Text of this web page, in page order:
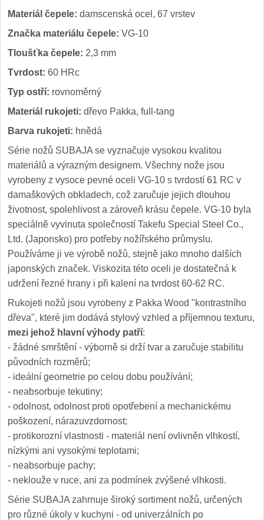
Materiál čepele: damscenská ocel, 67 vrstev
Značka materiálu čepele: VG-10
Tloušťka čepele: 2,3 mm
Tvrdost: 60 HRc
Typ ostří: rovnoměrný
Materiál rukojeti: dřevo Pakka, full-tang
Barva rukojeti: hnědá
Série nožů SUBAJA se vyznačuje vysokou kvalitou
materiálů a výrazným designem. Všechny nože jsou
vyrobeny z vysoce pevné oceli VG-10 s tvrdostí 61 RC v
damaškových obkladech, což zaručuje jejich dlouhou
životnost, spolehlivost a zároveň krásu čepele. VG-10 byla
speciálně vyvinuta společností Takefu Special Steel Co.,
Ltd. (Japonsko) pro potřeby nožířského průmyslu.
Používáme ji ve výrobě nožů, stejně jako mnoho dalších
japonských značek. Viskozita této oceli je dostatečná k
udržení řezné hrany i při kalení na tvrdost 60-62 RC.
Rukojeti nožů jsou vyrobeny z Pakka Wood "kontrastního
dřeva", které jim dodává stylový vzhled a příjemnou texturu,
mezi jehož hlavní výhody patří:
- žádné smrštění - výborně si drží tvar a zaručuje stabilitu
původních rozměrů;
- ideální geometrie po celou dobu používání;
- neabsorbuje tekutiny;
- odolnost, odolnost proti opotřebení a mechanickému
poškození, nárazuvzdornost;
- protikorozní vlastnosti - materiál není ovlivněn vlhkostí,
nízkými ani vysokými teplotami;
- neabsorbuje pachy;
- neklouže v ruce, ani za podmínek zvýšené vlhkosti.
Série SUBAJA zahrnuje široký sortiment nožů, určených
pro různé úkoly v kuchyni - od univerzálních po